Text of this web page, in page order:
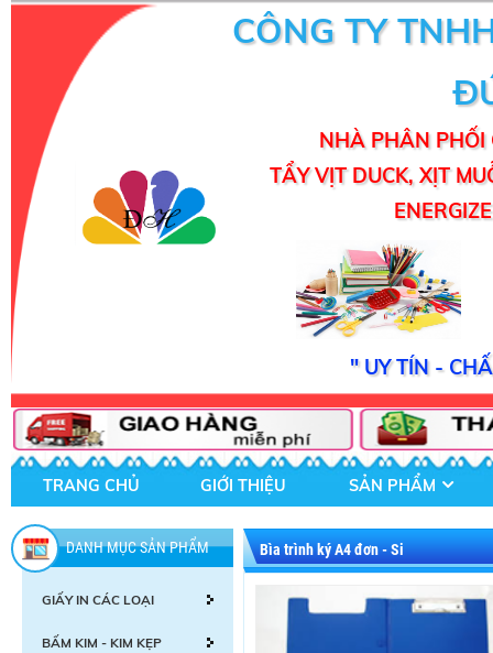
CÔNG TY
NHÀ PHÂN PHỐI
TẨY VỊT DUCK, XỊT
" UY TÍN -
TRANG CHỦ GIỚI THIỆU SẢN PHẨM
DANH MỤC SẢN PHẨM
GIẤY IN CÁC LOẠI
BẤM KIM - KIM KẸP
Bìa trình ký A4 đơn - Si